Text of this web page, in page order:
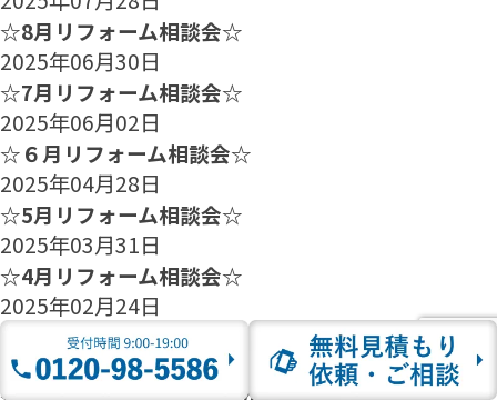
☆8月リフォーム相談会☆
2025年06月30日
☆7月リフォーム相談会☆
2025年06月02日
☆６月リフォーム相談会☆
2025年04月28日
☆5月リフォーム相談会☆
2025年03月31日
☆4月リフォーム相談会☆
2025年02月24日
☆3月リフォーム相談会☆
2025年01月27日